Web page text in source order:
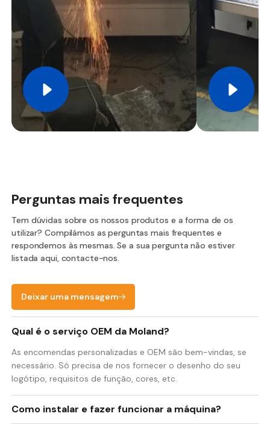
Perguntas mais frequentes
Tem dúvidas sobre os nossos produtos e a forma de os
utilizar? Compilámos as perguntas mais frequentes e
respondemos às mesmas. Se a sua pergunta não estiver
listada aqui, contacte-nos.
Deixar uma mensagem
Qual é o serviço OEM da Moland?
As encomendas personalizadas e OEM são bem-vindas, se
necessário. Só precisa de nos fornecer o desenho do seu
logótipo, requisitos de função, cores, etc.
Como instalar e fazer funcionar a máquina?